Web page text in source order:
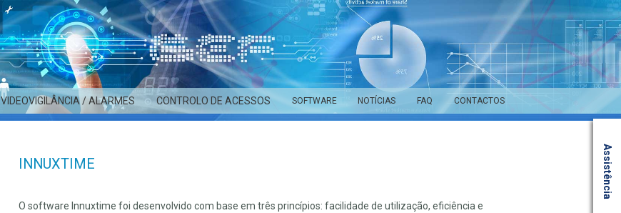
VIDEOVIGILÂNCIA / ALARMES CONTROLO DE ACESSOS SOFTWARE NOTÍCIAS FAQ CONTACTOS
Assistência
INNUXTIME
O software Innuxtime foi desenvolvido com base em três princípios: facilidade de utilização, eficiência e